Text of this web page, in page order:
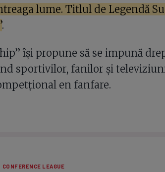
lume. Titlul de Legendă
.
își propune să se impună
sportivilor, fanilor și
en fanfare.
CONFERENCE LEAGUE